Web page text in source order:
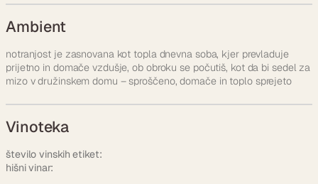
Ambient
notranjost je zasnovana kot topla dnevna soba, kjer prevladuje
prijetno in domače vzdušje, ob obroku se počutiš, kot da bi sedel za
mizo v družinskem domu – sproščeno, domače in toplo sprejeto
Vinoteka
število vinskih etiket:
hišni vinar: